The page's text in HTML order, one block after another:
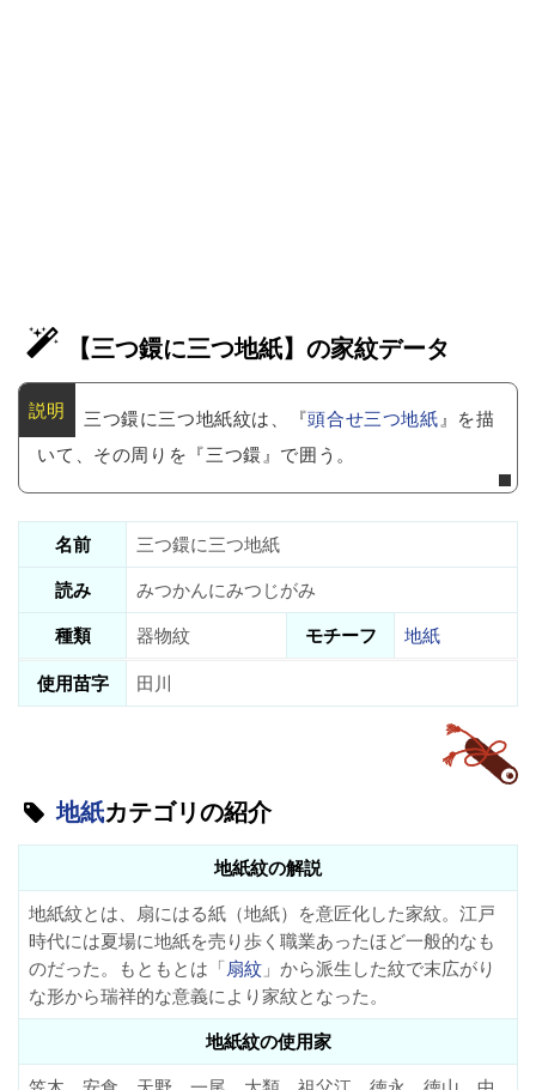
【三つ鐶に三つ地紙】の家紋データ
三つ鐶に三つ地紙紋は、『頭合せ三つ地紙』を描
いて、その周りを『三つ鐶』で囲う。
名前
三つ鐶に三つ地紙
読み
みつかんにみつじがみ
種類
器物紋 モチーフ
地紙
使用苗字
田川
地紙カテゴリの紹介
地紙紋の解説
地紙紋とは、扇にはる紙（地紙）を意匠化した家紋。江戸
時代には夏場に地紙を売り歩く職業あったほど一般的なも
のだった。もともとは「扇紋」から派生した紋で末広がり
な形から瑞祥的な意義により家紋となった。
地紙紋の使用家